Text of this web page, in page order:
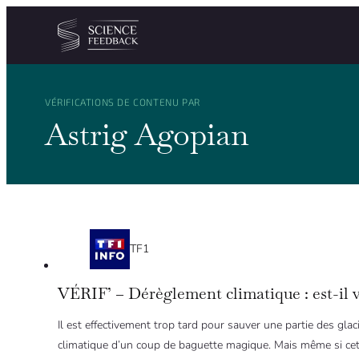
Personnaliser les paramètres de vos cookies
Aller au contenu
VÉRIFICATIONS DE CONTENU PAR
Astrig Agopian
TF1
VÉRIF’ – Dérèglement climatique : est-il
Il est effectivement trop tard pour sauver une partie des
climatique d’un coup de baguette magique. Mais même si